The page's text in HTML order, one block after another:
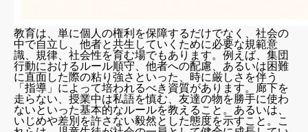
教育は、単に個人の権利を保障するだけでなく、社会の
中で自立し、他者と共生していくために必要な規範意
識、規律、社会性を育む場でもあります。例えば、集団
行動におけるルール順守、他者への配慮、あるいは困難
に直面した際の粘り強さといった、時に厳しさを伴う
「指導」によって培われるべき資質があります。廊下を
走らない、授業中は私語を慎む、友達の物を勝手に使わ
ないといった基本的なルールを教えること。あるいは、
いじめや差別を許さない毅然とした態度を示すこと。こ